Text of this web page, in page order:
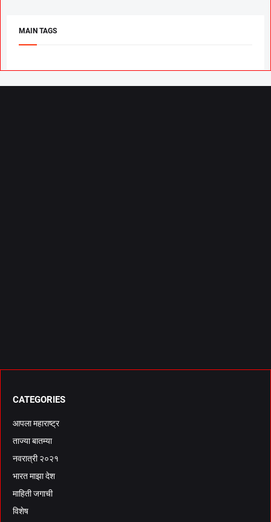
MAIN TAGS
CATEGORIES
आपला महाराष्ट्र
ताज्या बातम्या
नवरात्री २०२१
भारत माझा देश
माहिती जगाची
विशेष